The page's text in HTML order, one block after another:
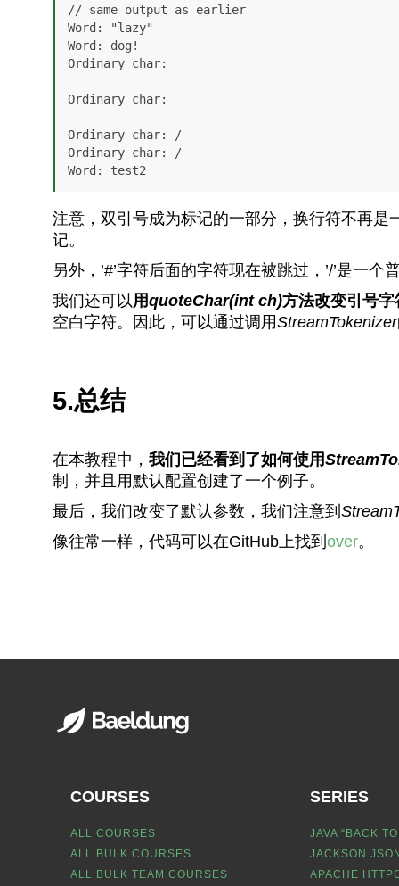
// same output as earlier
Word: "lazy"
Word: dog!
Ordinary char:
Ordinary char:
Ordinary char: /
Ordinary char: /
Word: test2
注意，双引号成为标记的一部分，换行符不再
记。
另外，’#’字符后面的字符现在被跳过，’/’是一个
我们还可以用quoteChar(int ch)方法改变引号字
空白字符。因此，可以通过调用StreamTokenizer
5.总结
在本教程中， 我们已经看到了如何使用
制，并且用默认配置创建了一个例子。
最后，我们改变了默认参数，我们注意到
像往常一样，代码可以在GitHub上找到 over。
COURSES
ALL COURSES
ALL BULK COURSES
ALL BULK TEAM COURSES
SERIES
JAVA “BACK
JACKSON
APACHE